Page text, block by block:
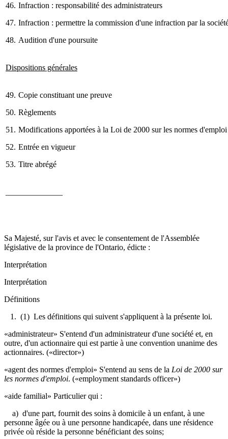
46.
47.
48.
Infraction : responsabilité des administrateurs
Infraction : permettre la commission d'une infraction par la
Audition d'une poursuite
Dispositions générales
49.
50.
51.
52.
53.
Copie constituant une preuve
Règlements
Modifications apportées à la Loi de 2000 sur les normes d'emploi
Entrée en vigueur
Titre abrégé
Sa Majesté, sur l'avis et avec le consentement de l'Assemblée
législative de la province de l'Ontario, édicte :
Interprétation
Interprétation
Définitions
1. (1) Les définitions qui suivent s'appliquent à la présente loi.
«administrateur» S'entend d'un administrateur d'une société et, en
outre, d'un actionnaire qui est partie à une convention unanime des
actionnaires. («director»)
«agent des normes d'emploi» S'entend au sens de la Loi de 2000 sur
les normes d'emploi. («employment standards officer»)
«aide familial» Particulier qui :
a) d'une part, fournit des soins à domicile à un enfant, à une
personne âgée ou à une personne handicapée, dans une résidence
privée où réside la personne bénéficiant des soins;